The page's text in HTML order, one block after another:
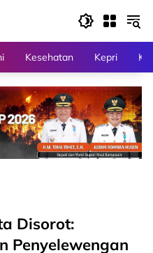
Kesehatan Kepri
Disorot:
Penyelewengan